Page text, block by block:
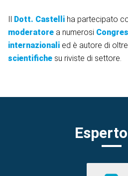
Dott. Castelli ha partecipato
moderatore a numerosi
internazionali ed è autore di oltre
scientifiche su riviste di settore.